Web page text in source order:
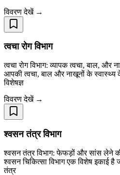
विवरण देखें →
त्वचा रोग विभाग
त्वचा रोग विभाग: व्यापक त्वचा, बाल, और
आपकी त्वचा, बाल और नाखूनों के स्वास्थ्य
विशेषज्ञ
विवरण देखें →
श्वसन तंत्र विभाग
श्वसन तंत्र विभाग: फेफड़ों और सांस लेने
श्वसन चिकित्सा विभाग एक विशेष इकाई है
तंत्र